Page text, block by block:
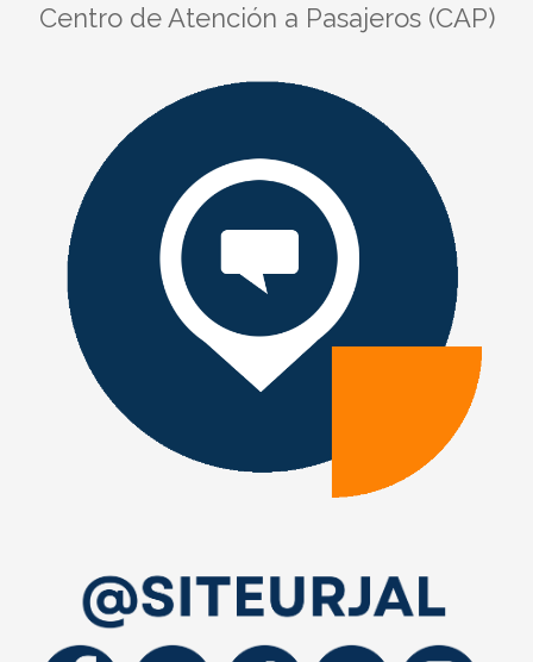
Centro de Atención a Pasajeros (CAP)